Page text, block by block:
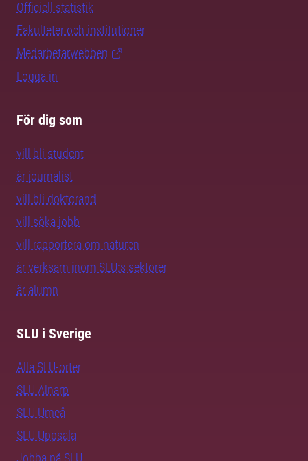
Officiell statistik
Fakulteter och institutioner
Medarbetarwebben
Logga in
För dig som
vill bli student
är journalist
vill bli doktorand
vill söka jobb
vill rapportera om naturen
är verksam inom SLU:s sektorer
är alumn
SLU i Sverige
Alla SLU-orter
SLU Alnarp
SLU Umeå
SLU Uppsala
Jobba på SLU